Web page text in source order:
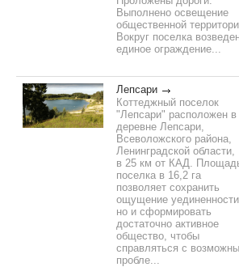
Выполнено освещение
общественной
Вокруг поселка
единое ограждение...
Лепсари
Коттеджный поселок
"Лепсари" расположен в
деревне Лепсари,
Всеволожского района,
Ленинградской области,
в 25 км от КАД.
поселка в 16,2 га
позволяет сохранить
ощущение
но и сформировать
достаточно активное
общество, чтобы
справляться с
пробле...